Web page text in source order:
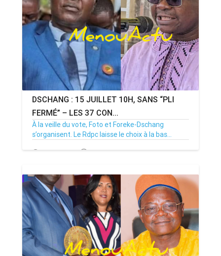
DSCHANG : 15 JUILLET 10H, SANS “PLI
FERMÉ” – LES 37 CON...
À la veille du vote, Foto et Foreke-Dschang
s’organisent. Le Rdpc laisse le choix à la bas...
14/07/26 Par MenouActu 0